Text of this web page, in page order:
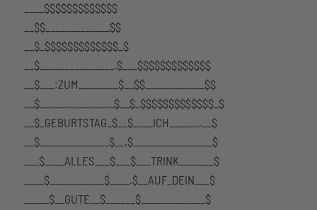
____$$$$$$$$$$$$$
__$$_____________$$
__$_$$$$$$$$$$$$$_$
__$_______________.$___$$$$$$$$$$$$$
__$___:ZUM________$__$$____________$$
__$_______________$__$_$$$$$$$$$$$$$_$
__$_GEBURTSTAG_$__$____ICH______.__$
__$______________$__.$________________$
___$____ALLES___$___$___TRINK_______$
____$___________$____.$__AUF_DEIN___$
_____$__GUTE__$______$_____________$